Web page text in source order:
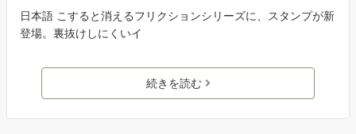
日本語 こすると消えるフリクションシリーズに、スタンプが新
登場。裏抜けしにくいイ
続きを読む